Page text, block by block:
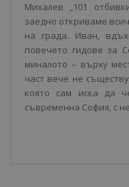
Михалев „101
заедно откриваме
на града. Иван,
повечето гидове за
миналото – върху
част вече не
която сам иска да
съвременна София, с